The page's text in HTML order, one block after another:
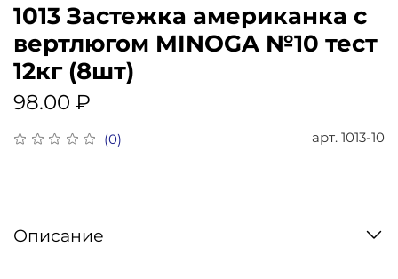
(0) арт. 1013-10
1013 Застежка американка с
вертлюгом MINOGA №10 тест
12кг (8шт)
98.00 ₽
Описание